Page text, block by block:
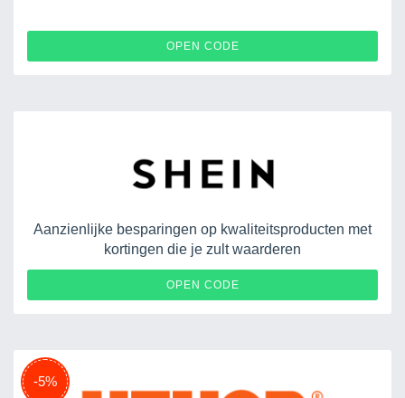
OPEN CODE
Aanzienlijke besparingen op kwaliteitsproducten met
kortingen die je zult waarderen
OPEN CODE
-5%